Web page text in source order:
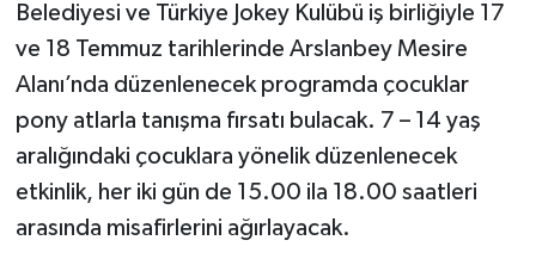
Belediyesi ve Türkiye Jokey Kulübü iş birliğiyle 17
ve 18 Temmuz tarihlerinde Arslanbey Mesire
Alanı’nda düzenlenecek programda çocuklar
pony atlarla tanışma fırsatı bulacak. 7 – 14 yaş
aralığındaki çocuklara yönelik düzenlenecek
etkinlik, her iki gün de 15.00 ila 18.00 saatleri
arasında misafirlerini ağırlayacak.